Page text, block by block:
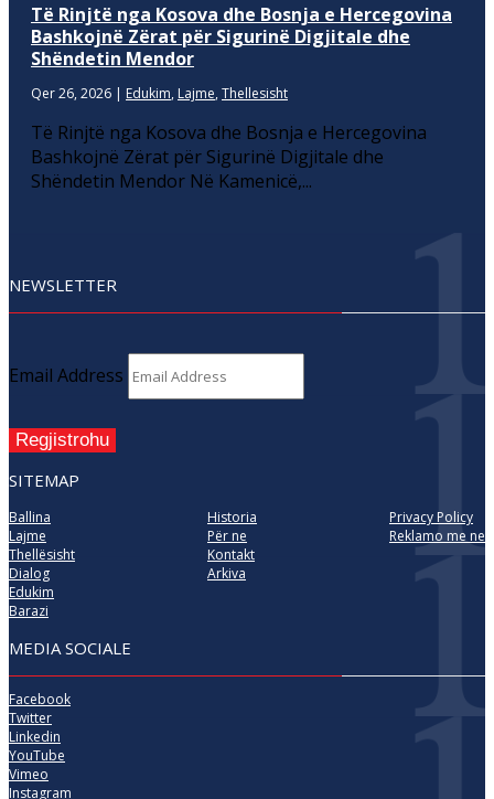
Të Rinjtë nga Kosova dhe Bosnja e Hercegovina
Bashkojnë Zërat për Sigurinë Digjitale dhe
Shëndetin Mendor
Qer 26, 2026 | Edukim, Lajme, Thellesisht
Të Rinjtë nga Kosova dhe Bosnja e Hercegovina
Bashkojnë Zërat për Sigurinë Digjitale dhe
Shëndetin Mendor Në Kamenicë,...
NEWSLETTER
Email Address
Regjistrohu
SITEMAP
Ballina
Lajme
Thellësisht
Dialog
Edukim
Barazi
Historia
Për ne
Kontakt
Arkiva
Privacy Policy
Reklamo me ne
MEDIA SOCIALE
Facebook
Twitter
Linkedin
YouTube
Vimeo
Instagram